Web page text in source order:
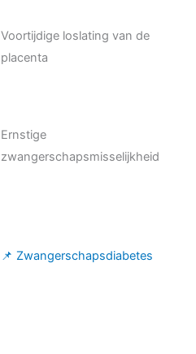
Voortijdige loslating van de
placenta
Ernstige
zwangerschapsmisselijkheid
📌 Zwangerschapsdiabetes